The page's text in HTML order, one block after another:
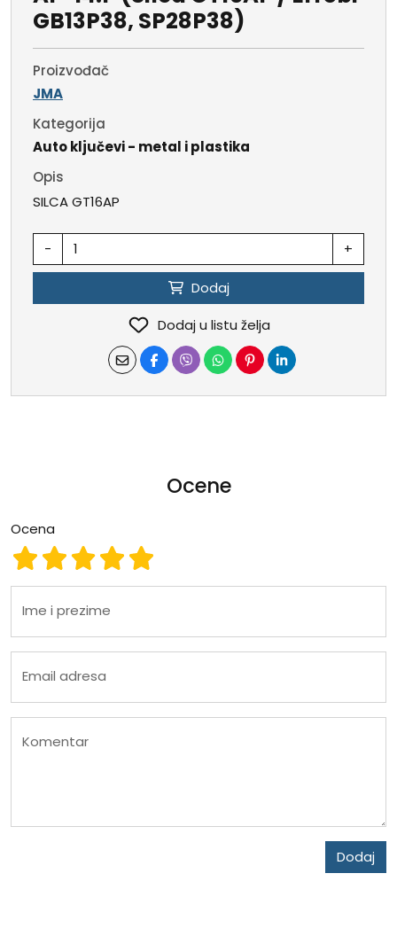
GB13P38, SP28P38)
Proizvođač
JMA
Kategorija
Auto ključevi - metal i plastika
Opis
SILCA GT16AP
- +
Dodaj
Dodaj u listu želja
Ocene
Ocena
Ocena 5
Ocena 4
Ocena 3
Ocena 2
Ocena 1
Ime i prezime
Email adresa
Komentar
Dodaj